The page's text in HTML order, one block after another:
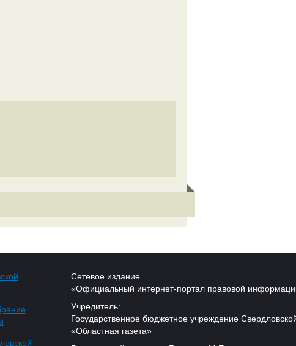
Сетевое издание
«Официальный интернет-портал правовой
Учредитель:
Государственное бюджетное учреждение
«Областная газета»